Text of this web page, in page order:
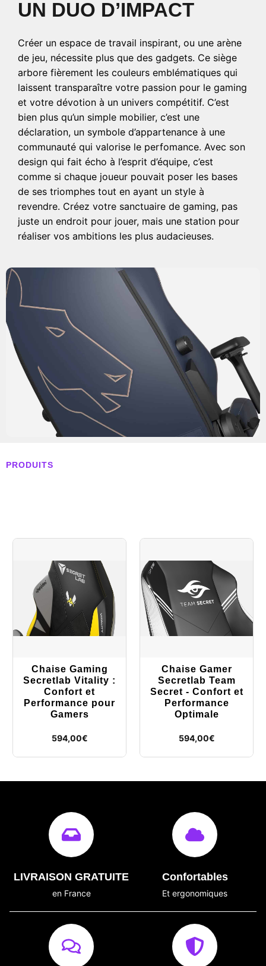
UN DUO D’IMPACT
Créer un espace de travail inspirant, ou une arène
de jeu, nécessite plus que des gadgets. Ce siège
arbore fièrement les couleurs emblématiques qui
laissent transparaître votre passion pour le gaming
et votre dévotion à un univers compétitif. C’est
bien plus qu’un simple mobilier, c’est une
déclaration, un symbole d’appartenance à une
communauté qui valorise le perfomance. Avec son
design qui fait écho à l’esprit d’équipe, c’est
comme si chaque joueur pouvait poser les bases
de ses triomphes tout en ayant un style à
revendre. Créez votre sanctuaire de gaming, pas
juste un endroit pour jouer, mais une station pour
réaliser vos ambitions les plus audacieuses.
PRODUITS
Chaise Gaming
Secretlab Vitality :
Confort et
Performance pour
Gamers
594,00€
Chaise Gamer
Secretlab Team
Secret - Confort et
Performance
Optimale
594,00€
LIVRAISON GRATUITE
en France
Confortables
Et ergonomiques